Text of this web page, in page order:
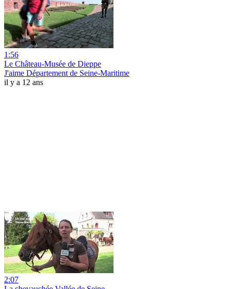
1:56
Le Château-Musée de Dieppe
J'aime Département de Seine-Maritime
il y a 12 ans
2:07